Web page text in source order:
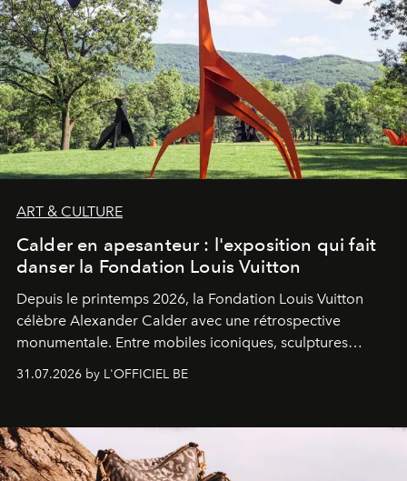
ART & CULTURE
Calder en apesanteur : l'exposition qui fait
danser la Fondation Louis Vuitton
Depuis le printemps 2026, la Fondation Louis Vuitton
célèbre Alexander Calder avec une rétrospective
monumentale. Entre mobiles iconiques, sculptures
monumentales et poésie du mouvement, l'artiste
américain investit les espaces imaginés par Frank Gehry
sculpture.
31.07.2026 by L'OFFICIEL BE